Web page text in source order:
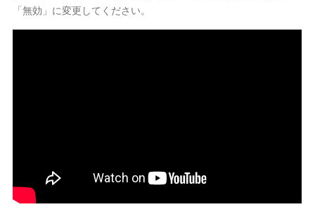
「無効」に変更してください。